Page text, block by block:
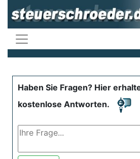
Haben Sie Fragen? Hier
kostenlose Antworten.